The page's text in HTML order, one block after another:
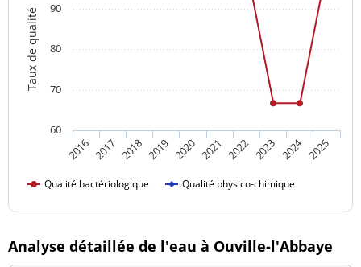
Taux de qualité
Qualité bactériologique Qualité physico-chimique
2016 2017 2018 2019 2020 2021 2022 2023 2024 2025
60
70
80
90
Analyse détaillée de l'eau à Ouville-l'Abbaye